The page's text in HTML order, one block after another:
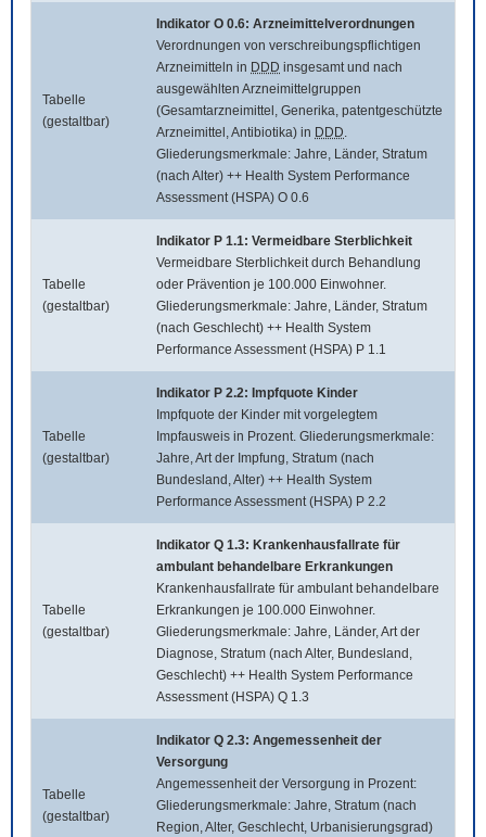
Tabelle
(gestaltbar)
Indikator O 0.6: Arzneimittelverordnungen
Verordnungen von verschreibungspflichtigen
Arzneimitteln in DDD insgesamt und nach
ausgewählten Arzneimittelgruppen
(Gesamtarzneimittel, Generika, patentgeschützte
Arzneimittel, Antibiotika) in DDD.
Gliederungsmerkmale: Jahre, Länder, Stratum
(nach Alter) ++ Health System Performance
Assessment (HSPA) O 0.6
Tabelle
(gestaltbar)
Indikator P 1.1: Vermeidbare Sterblichkeit
Vermeidbare Sterblichkeit durch Behandlung
oder Prävention je 100.000 Einwohner.
Gliederungsmerkmale: Jahre, Länder, Stratum
(nach Geschlecht) ++ Health System
Performance Assessment (HSPA) P 1.1
Tabelle
(gestaltbar)
Indikator P 2.2: Impfquote Kinder
Impfquote der Kinder mit vorgelegtem
Impfausweis in Prozent. Gliederungsmerkmale:
Jahre, Art der Impfung, Stratum (nach
Bundesland, Alter) ++ Health System
Performance Assessment (HSPA) P 2.2
Tabelle
(gestaltbar)
Indikator Q 1.3: Krankenhausfallrate für
ambulant behandelbare Erkrankungen
Krankenhausfallrate für ambulant behandelbare
Erkrankungen je 100.000 Einwohner.
Gliederungsmerkmale: Jahre, Länder, Art der
Diagnose, Stratum (nach Alter, Bundesland,
Geschlecht) ++ Health System Performance
Assessment (HSPA) Q 1.3
Tabelle
(gestaltbar)
Indikator Q 2.3: Angemessenheit der
Versorgung
Angemessenheit der Versorgung in Prozent:
Gliederungsmerkmale: Jahre, Stratum (nach
Region, Alter, Geschlecht, Urbanisierungsgrad)